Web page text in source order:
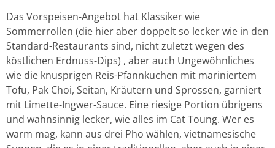
Das Vorspeisen-Angebot hat Klassiker wie
Sommerrollen (die hier aber doppelt so lecker wie in den
Standard-Restaurants sind, nicht zuletzt wegen des
köstlichen Erdnuss-Dips) , aber auch Ungewöhnliches
wie die knusprigen Reis-Pfannkuchen mit mariniertem
Tofu, Pak Choi, Seitan, Kräutern und Sprossen, garniert
mit Limette-Ingwer-Sauce. Eine riesige Portion übrigens
und wahnsinnig lecker, wie alles im Cat Toung. Wer es
warm mag, kann aus drei Pho wählen, vietnamesische